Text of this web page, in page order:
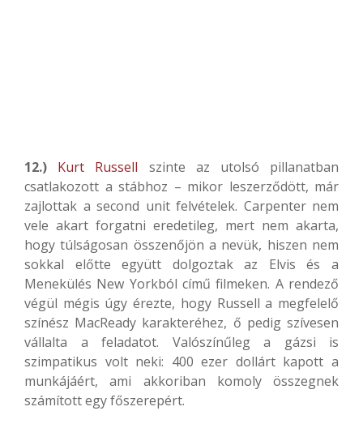
12.) Kurt Russell szinte az utolsó pillanatban
csatlakozott a stábhoz – mikor leszerződött, már
zajlottak a second unit felvételek. Carpenter nem
vele akart forgatni eredetileg, mert nem akarta,
hogy túlságosan összenőjön a nevük, hiszen nem
sokkal előtte együtt dolgoztak az Elvis és a
Menekülés New Yorkból című filmeken. A rendező
végül mégis úgy érezte, hogy Russell a megfelelő
színész MacReady karakteréhez, ő pedig szívesen
vállalta a feladatot. Valószínűleg a gázsi is
szimpatikus volt neki: 400 ezer dollárt kapott a
munkájáért, ami akkoriban komoly összegnek
számított egy főszerepért.